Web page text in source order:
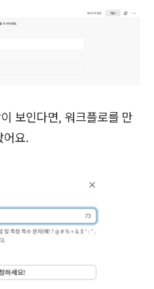
보인다면, 워크플로를 만
어요.